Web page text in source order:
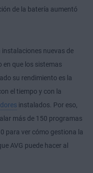
de la batería aumentó
nuevas de
en que los sistemas
su rendimiento es la
el tiempo y con la
instalados. Por eso,
más de 150 programas
para ver cómo gestiona la
AVG puede hacer al